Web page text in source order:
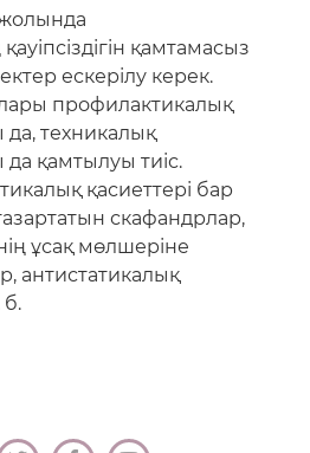
қамтамасыз
ескерілу керек.
профилактикалық
техникалық
қамтылуы тиіс.
қасиеттері бар
скафандрлар,
ұсақ мөлшеріне
антистатикалық
б.